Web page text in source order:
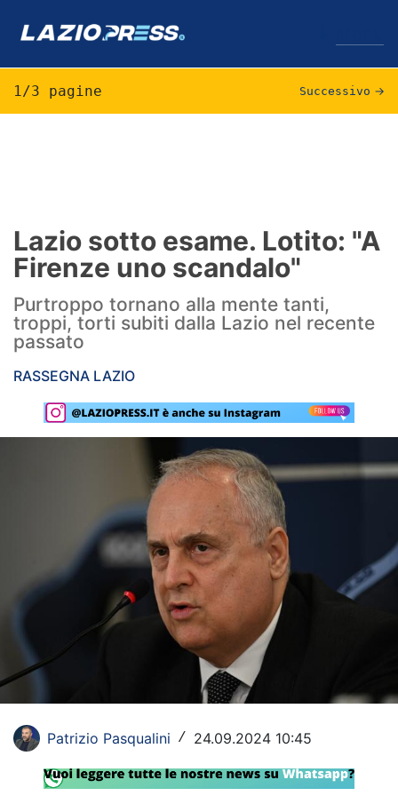
Formello
Infortuni
Primavera
Calciomercato
Lazio Women
Rassegna Lazio
Serie A
Champions League
Europa League
Altri Sport
Tennis
Vela
1/3 pagine Successivo →
Lazio sotto esame. Lotito: "A
Firenze uno scandalo"
Purtroppo tornano alla mente tanti,
troppi, torti subiti dalla Lazio nel recente
passato
RASSEGNA LAZIO
Patrizio Pasqualini / 24.09.2024 10:45